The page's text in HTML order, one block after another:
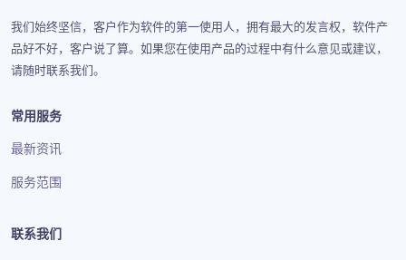
我们始终坚信，客户作为软件的第一使用人，拥有最大的发言权，软件产
品好不好，客户说了算。如果您在使用产品的过程中有什么意见或建议，
请随时联系我们。
常用服务
最新资讯
服务范围
联系我们